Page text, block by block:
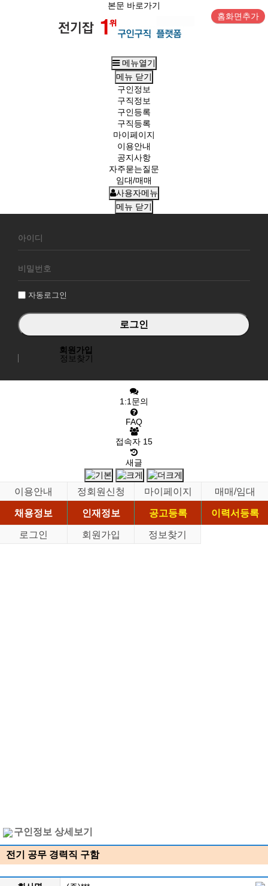
본문 바로가기
홈화면추가
메뉴열기
메뉴 닫기
구인정보
구직정보
구인등록
구직등록
마이페이지
이용안내
공지사항
자주묻는질문
임대/매매
사용자메뉴
메뉴 닫기
원
그
자동로그인
회원가입
정보찾기
1:1문의
FAQ
접속자 15
새글
이용안내 정회원신청 마이페이지
매매/임대
채용정보
인재정보 공고등록
이력서등록
로그인
회원가입 정보찾기
구인정보 상세보기
전기 공무 경력직 구함